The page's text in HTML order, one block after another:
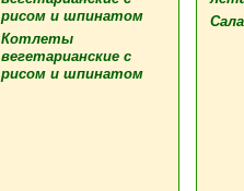
Котлеты
вегетарианские с
рисом и шпинатом